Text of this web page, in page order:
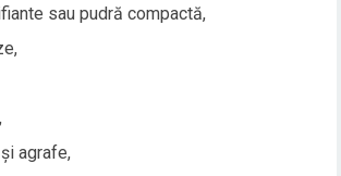
sau pudră compactă,
agrafe,